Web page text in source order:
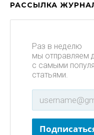
РАССЫЛКА
Раз в неделю
мы отправляем
с самыми
статьями.